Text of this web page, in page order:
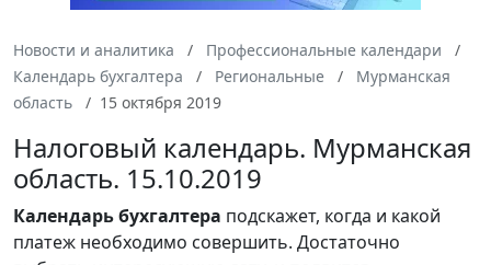
Новости и аналитика
Профессиональные календари
Календарь бухгалтера
Региональные
Мурманская
область
15 октября 2019
Налоговый календарь. Мурманская
область. 15.10.2019
Календарьбухгалтера подскажет, когда и какой
платеж необходимо совершить. Достаточно